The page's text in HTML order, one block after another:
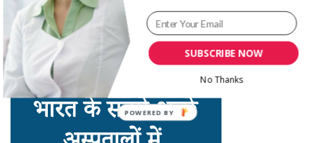
SUBSCRIBE NOW
No Thanks
POWERED BY